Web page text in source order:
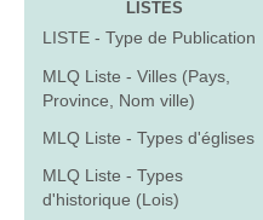
LISTES
LISTE - Type de Publication
MLQ Liste - Villes (Pays,
Province, Nom ville)
MLQ Liste - Types d'églises
MLQ Liste - Types
d'historique (Lois)